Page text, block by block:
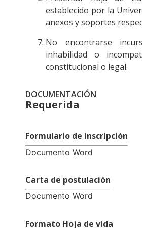
establecido por la
anexos y soportes
No encontrarse
inhabilidad o
constitucional o legal.
DOCUMENTACIÓN
Requerida
Formulario de inscripción
Documento Word
Carta de postulación
Documento Word
Formato Hoja de vida